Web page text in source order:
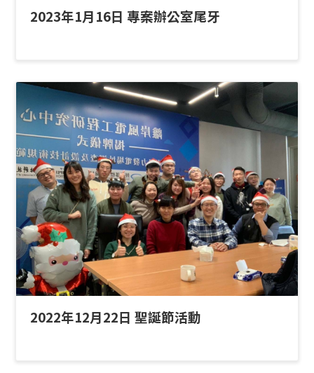
2023年1月16日 專案辦公室尾牙
2022年12月22日 聖誕節活動